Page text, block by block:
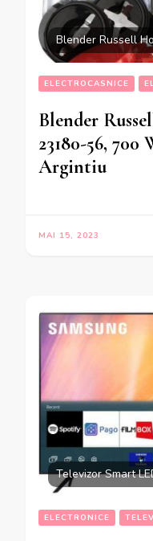
Blender Russell
ELECTROCASNICE
Blender
23180-56, 700
Argintiu
MAI 15, 2023
Televizor Smart
ELECTRONICE